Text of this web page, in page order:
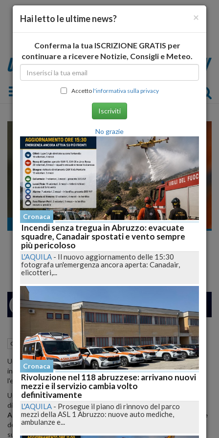
Toggle navigation
Cronaca nera
Terribile incidente domestico: uomo di 66
anni perde la vita in ospedale!
MILANO 24 26
Cronaca nera L'Aquila (AQ) 16 Ottobre 2024 12:56
Un 66enne di Cagnano Amiterno è deceduto dopo un tragico
incidente con una lavatrice; stava aiutando un amico a spostare
l'elettrodomestico.
Un graveincidente domestico
di
Pierfranco Cimini, un uomo di 66 anni originario diCagnano
Amiterno . La vittima è deceduta presso l'ospedaleSan Salvatore
dell'Aquila, dove era ricoverato in
subito gravi ferite mentre stava spostando unalavatrice.
×
Hai letto le ultime news?
Conferma la tua ISCRIZIONE GRATIS per
continuare a ricevere Notizie, Consigli e Meteo.
Accettol'informativa sulla privacy
Iscriviti
No grazie
Cronaca
Incendi senza tregua in Abruzzo: evacuate
squadre, Canadair spostati e vento sempre
più pericoloso
L'AQUILA - Il nuovo aggiornamento delle 15:30
fotografa un'emergenza ancora aperta: Canadair,
elicotteri,...
Cronaca
Rivoluzione nel 118 abruzzese: arrivano nuovi
mezzi e il servizio cambia volto
definitivamente
L'AQUILA - Prosegue il piano di rinnovo del parco
mezzi della ASL 1 Abruzzo: nuove auto mediche,
ambulanze e...